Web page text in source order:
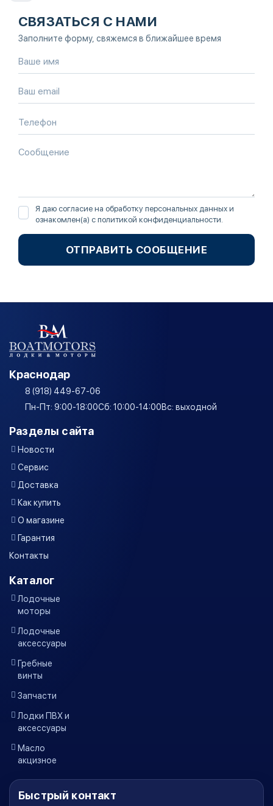
СВЯЗАТЬСЯ С НАМИ
Заполните форму, свяжемся в ближайшее время
Я даю согласие на обработку персональных данных и
ознакомлен(а) с политикой конфиденциальности
ОТПРАВИТЬ СООБЩЕНИЕ
Краснодар
8 (918) 449-67-06
Пн-Пт: 9:00-18:00Сб: 10:00-14:00Вс: выходной
Разделы сайта
Новости
Сервис
Доставка
Как купить
О магазине
Гарантия
Контакты
Каталог
Лодочные
моторы
Лодочные
аксессуары
Гребные
винты
Запчасти
Лодки ПВХ и
аксессуары
Масло
акцизное
Быстрый контакт